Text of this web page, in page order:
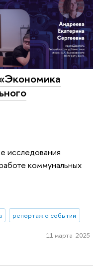
исследования
коммунальных
репортаж о событии
11 марта 2025